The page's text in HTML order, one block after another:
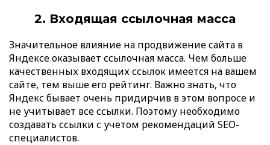
2. Входящая ссылочная масса
Значительное влияние на продвижение сайта в
Яндексе оказывает ссылочная масса. Чем больше
качественных входящих ссылок имеется на вашем
сайте, тем выше его рейтинг. Важно знать, что
Яндекс бывает очень придирчив в этом вопросе и
не учитывает все ссылки. Поэтому необходимо
создавать ссылки с учетом рекомендаций SEO-
специалистов.